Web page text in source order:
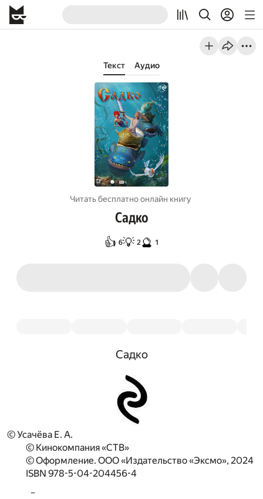
Текст Аудио
Читать бесплатно онлайн книгу
Садко
👍 6💡 2🔮 1
Садко
© Усачёва Е. А.
© Кинокомпания «СТВ»
© Оформление. ООО «Издательство «Эксмо», 2024
ISBN 978-5-04-204456-4